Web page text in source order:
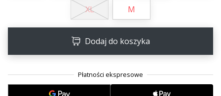
Weplayhandball
maniakiem
ręcznej
XL M
Dodaj do koszyka